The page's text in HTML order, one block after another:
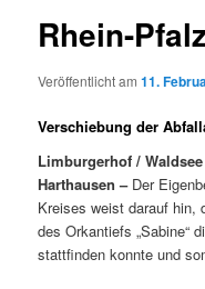
Rhein-
Veröffentlicht am11.
Verschiebung der
Limburgerhof /
Harthausen – Der
Kreises weist darauf hin,
des Orkantiefs „Sabine“
stattfinden konnte und